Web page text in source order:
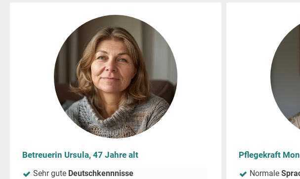
Betreuerin Ursula, 47 Jahre alt
Sehr gute Deutschkennnisse
Pflegekraft
Normale